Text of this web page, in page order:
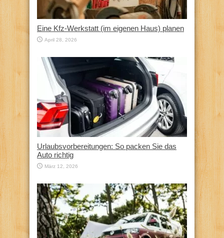
Eine Kfz‑Werkstatt (im eigenen Haus) planen
April 28, 2026
Urlaubsvorbereitungen: So packen Sie das
Auto richtig
März 12, 2026